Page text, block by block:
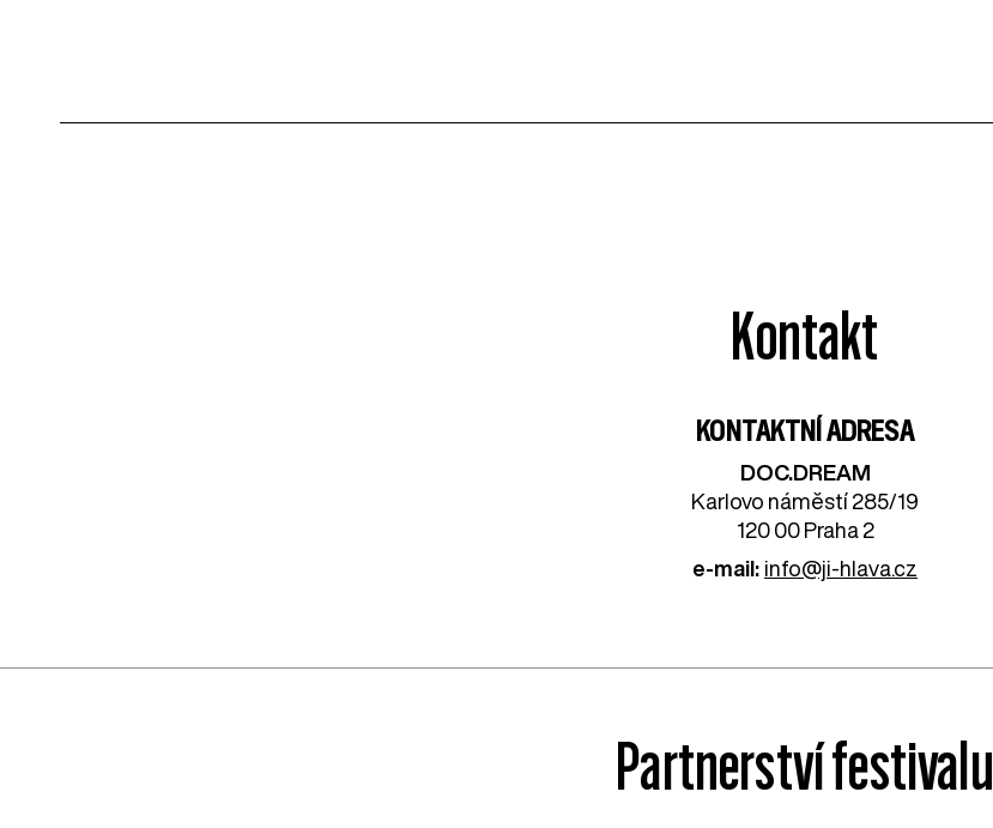
Kontakt
KONTAKTNÍ ADRESA
DOC.DREAM​
Karlovo náměstí 285/19
120 00 Praha 2
e-mail: info@ji-hlava.cz
Partnerství festivalu